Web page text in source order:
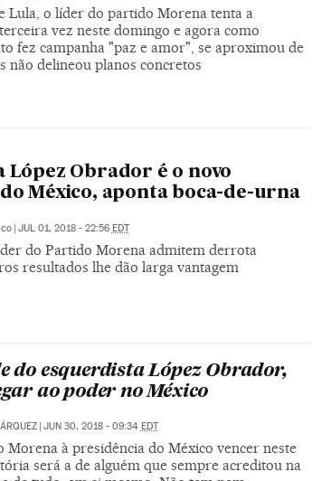
Lula, o líder do partido Morena tenta a
vez neste domingo e agora como
fez campanha "paz e amor", se aproximou de
não delineou planos concretos
López Obrador é o novo
México, aponta boca-de-urna
| JUL 01, 2018 - 22:56 EDT
do Partido Morena admitem derrota
resultados lhe dão larga vantagem
do esquerdista López Obrador,
ao poder no México
JUN 30, 2018 - 09:34 EDT
Morena à presidência do México vencer neste
será a de alguém que sempre acreditou na